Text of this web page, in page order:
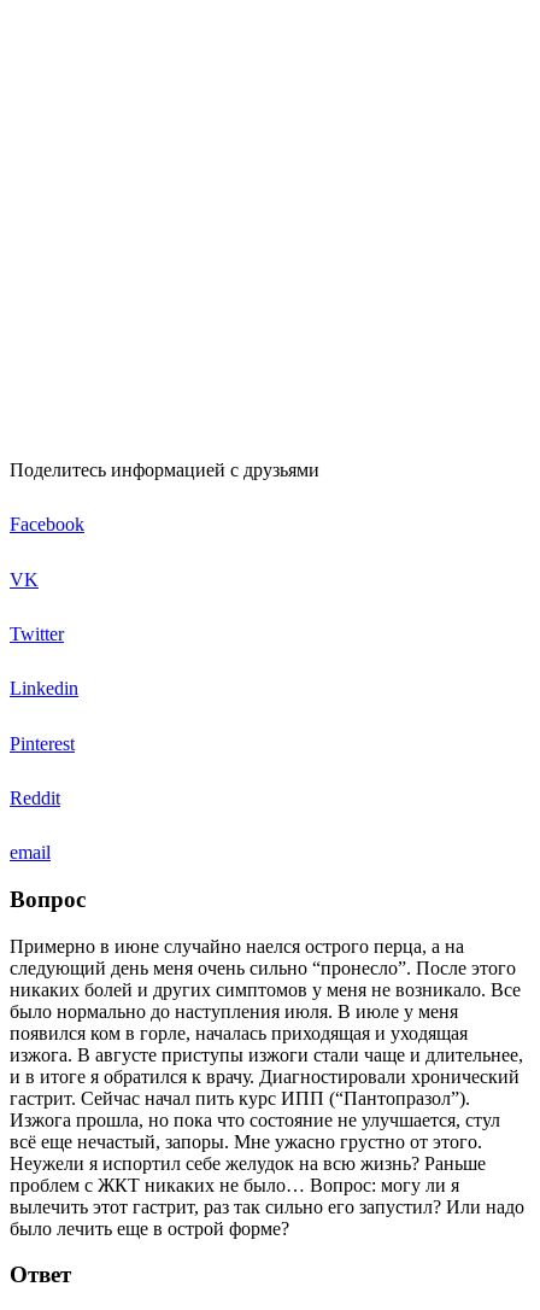
Поделитесь информацией с друзьями
Facebook
VK
Twitter
Linkedin
Pinterest
Reddit
email
Вопрос
Примерно в июне случайно наелся острого перца, а на
следующий день меня очень сильно “пронесло”. После этого
никаких болей и других симптомов у меня не возникало. Все
было нормально до наступления июля. В июле у меня
появился ком в горле, началась приходящая и уходящая
изжога. В августе приступы изжоги стали чаще и длительнее,
и в итоге я обратился к врачу. Диагностировали хронический
гастрит. Сейчас начал пить курс ИПП (“Пантопразол”).
Изжога прошла, но пока что состояние не улучшается, стул
всё еще нечастый, запоры. Мне ужасно грустно от этого.
Неужели я испортил себе желудок на всю жизнь? Раньше
проблем с ЖКТ никаких не было… Вопрос: могу ли я
вылечить этот гастрит, раз так сильно его запустил? Или надо
было лечить еще в острой форме?
Ответ